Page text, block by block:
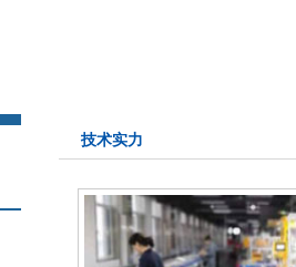
技术实力